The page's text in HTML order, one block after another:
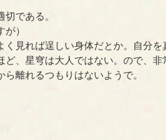
である。
）
見れば逞しい身体だとか。自分を
、星穹は大人ではない。ので、非
離れるつもりはないようで。